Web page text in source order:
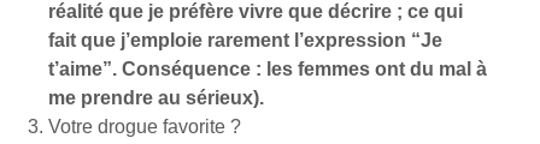
réalité que je préfère vivre que décrire ; ce qui
fait que j’emploie rarement l’expression “Je
t’aime”. Conséquence : les femmes ont du mal à
me prendre au sérieux).
Votre drogue favorite ?